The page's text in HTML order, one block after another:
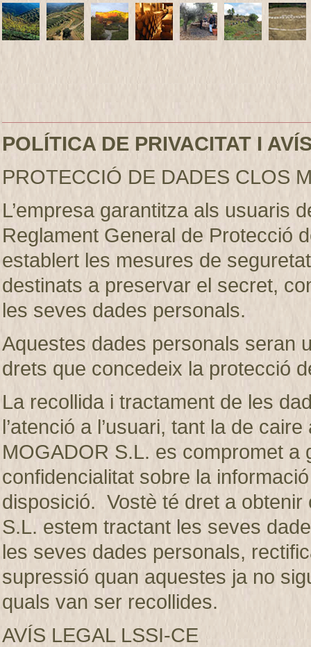
POLÍTICA DE PRIVACITAT I
PROTECCIÓ DE DADES CLOS
L’empresa garantitza als usuaris
Reglament General de Protecció
establert les mesures de
destinats a preservar el secret,
les seves dades personals.
Aquestes dades personals seran
drets que concedeix la protecció
La recollida i tractament de les
l’atenció a l’usuari, tant la de
MOGADOR S.L. es compromet
confidencialitat sobre la
disposició. Vostè té dret a
S.L. estem tractant les seves
les seves dades personals,
supressió quan aquestes ja no
quals van ser recollides.
AVÍS LEGAL LSSI-CE